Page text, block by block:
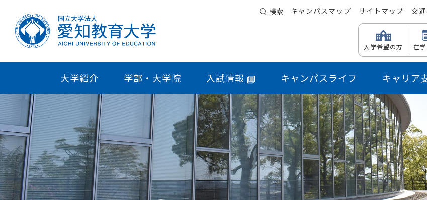
検索 キャンパスマップ サイトマップ 交
入学希望の方 在
大学紹介 学部・大学院 入試情報 キャンパスライフ キャリア